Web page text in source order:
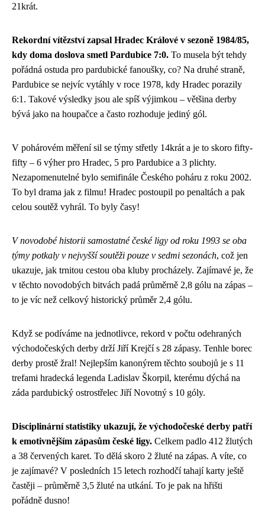
21krát.
Rekordní vítězství zapsal Hradec Králové v sezoně 1984/85,
kdy doma doslova smetl Pardubice 7:0. To musela být tehdy
pořádná ostuda pro pardubické fanoušky, co? Na druhé straně,
Pardubice se nejvíc vytáhly v roce 1978, kdy Hradec porazily
6:1. Takové výsledky jsou ale spíš výjimkou – většina derby
bývá jako na houpačce a často rozhoduje jediný gól.
V pohárovém měření sil se týmy střetly 14krát a je to skoro fifty-
fifty – 6 výher pro Hradec, 5 pro Pardubice a 3 plichty.
Nezapomenutelné bylo semifinále Českého poháru z roku 2002.
To byl drama jak z filmu! Hradec postoupil po penaltách a pak
celou soutěž vyhrál. To byly časy!
V novodobé historii samostatné české ligy od roku 1993 se oba
týmy potkaly v nejvyšší soutěži pouze v sedmi sezonách, což jen
ukazuje, jak trnitou cestou oba kluby procházely. Zajímavé je, že
v těchto novodobých bitvách padá průměrně 2,8 gólu na zápas –
to je víc než celkový historický průměr 2,4 gólu.
Když se podíváme na jednotlivce, rekord v počtu odehraných
východočeských derby drží Jiří Krejčí s 28 zápasy. Tenhle borec
derby prostě žral! Nejlepším kanonýrem těchto soubojů je s 11
trefami hradecká legenda Ladislav Škorpil, kterému dýchá na
záda pardubický ostrostřelec Jiří Novotný s 10 góly.
Disciplinární statistiky ukazují, že východočeské derby patří
k emotivnějším zápasům české ligy. Celkem padlo 412 žlutých
a 38 červených karet. To dělá skoro 2 žluté na zápas. A víte, co
je zajímavé? V posledních 15 letech rozhodčí tahají karty ještě
častěji – průměrně 3,5 žluté na utkání. To je pak na hřišti
pořádně dusno!